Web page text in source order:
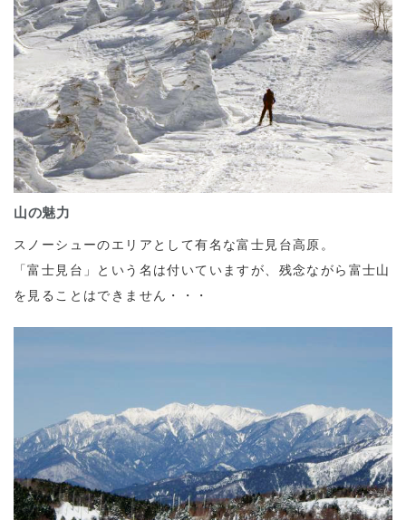
山の魅力
スノーシューのエリアとして有名な富士見台高原。
「富士見台」という名は付いていますが、残念ながら富士山
を見ることはできません・・・